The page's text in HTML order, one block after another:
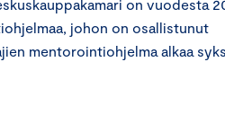
on vuodesta
johon on osallistunut
mentorointiohjelma alkaa